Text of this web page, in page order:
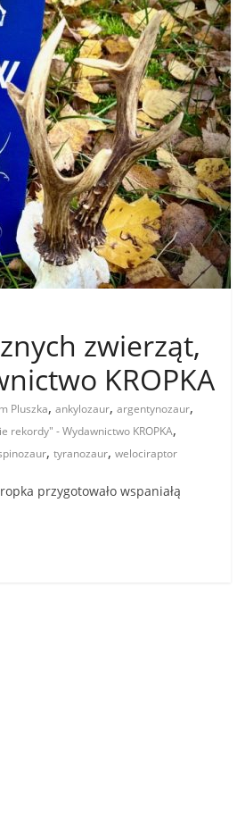
zwierząt,
KROPKA
Pluszka, ankylozaur, argentynozaur,
rekordy" - Wydawnictwo KROPKA,
, tyranozaur, welociraptor
przygotowało wspaniałą